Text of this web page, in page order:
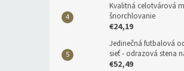
Kvalitná celotvárová
šnorchlovanie
€24,19
Jedinečná futbalová
sieť - odrazová stena
€52,49